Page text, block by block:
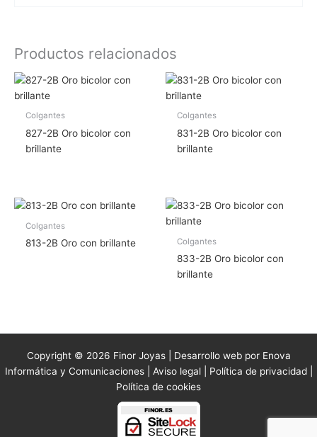
Productos relacionados
Colgantes
827-2B Oro bicolor con
brillante
Colgantes
831-2B Oro bicolor con
brillante
Colgantes
813-2B Oro con brillante Colgantes
833-2B Oro bicolor con
brillante
Copyright © 2026 Finor Joyas | Desarrollo web por Enova
Informática y Comunicaciones | Aviso legal| Política de privacidad|
Política de cookies